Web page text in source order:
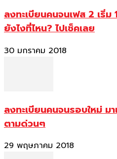
ลงทะเบียนคนจนเฟส 2 เริ่ม
ยังไงที่ไหน? ไปเช็คเลย
30 มกราคม 2018
ลงทะเบียนคนจนรอบใหม่ ม
ตามด่วนๆ
29 พฤษภาคม 2018